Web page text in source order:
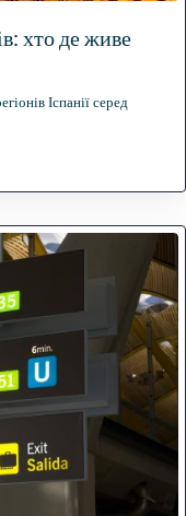
хто де живе
Іспанії серед